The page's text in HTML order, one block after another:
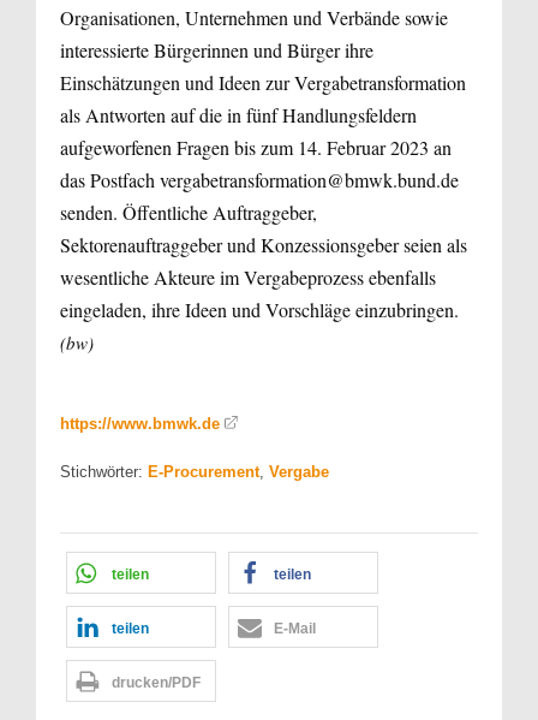
Organisationen, Unternehmen und Verbände sowie
interessierte Bürgerinnen und Bürger ihre
Einschätzungen und Ideen zur Vergabetransformation
als Antworten auf die in fünf Handlungsfeldern
aufgeworfenen Fragen bis zum 14. Februar 2023 an
das Postfach vergabetransformation@bmwk.bund.de
senden. Öffentliche Auftraggeber,
Sektorenauftraggeber und Konzessionsgeber seien als
wesentliche Akteure im Vergabeprozess ebenfalls
eingeladen, ihre Ideen und Vorschläge einzubringen.
(bw)
https://www.bmwk.de
Stichwörter: E-Procurement, Vergabe
teilen teilen
teilen E-Mail
drucken/PDF